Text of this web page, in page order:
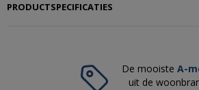
PRODUCTSPECIFICATIES
De mooiste A-
uit de